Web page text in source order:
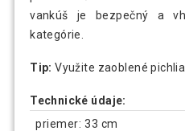
vankúš je bezpečný a
kategórie.
Tip: Využite zaoblené
Technické údaje:
priemer: 33 cm